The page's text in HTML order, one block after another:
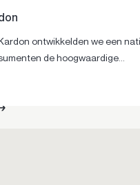
ontwikkelden we een
de hoogwaardige...
de terugkeer van de Formule 1
Nederlandse racefan is
als het bestormen van
markt. Samen met Pegasus
een digitale st...